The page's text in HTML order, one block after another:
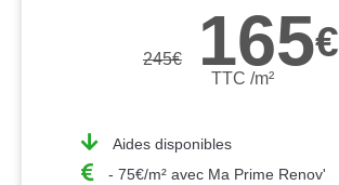
245€ 165€
TTC /m²
Aides disponibles
- 75€/m² avec Ma Prime Renov'